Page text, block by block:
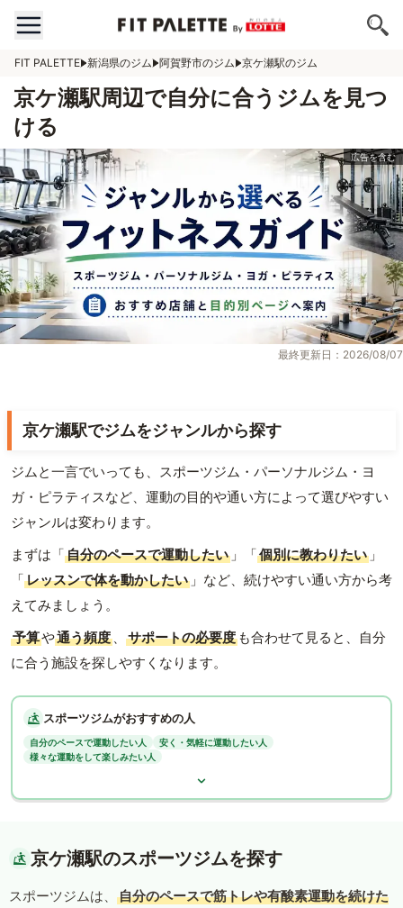
FIT PALETTE 新潟県のジム 阿賀野市のジム 京ケ瀬駅のジム
京ケ瀬駅周辺で自分に合うジムを見つ
ける
最終更新日：2026/08/07
京ケ瀬駅でジムをジャンルから探す
ジムと一言でいっても、スポーツジム・パーソナルジム・ヨ
ガ・ピラティスなど、運動の目的や通い方によって選びやすい
ジャンルは変わります。
まずは「自分のペースで運動したい 」「個別に教わりたい 」
「レッスンで体を動かしたい 」など、続けやすい通い方から考
えてみましょう。
予算や通う頻度 、 サポートの必要度 も合わせて見ると、自分
に合う施設を探しやすくなります。
スポーツジムがおすすめの人
自分のペースで運動したい人
安く・気軽に運動したい人
様々な運動をして楽しみたい人
京ケ瀬駅のスポーツジムを探す
スポーツジムは、
自分のペースで筋トレや有酸素運動を続けた